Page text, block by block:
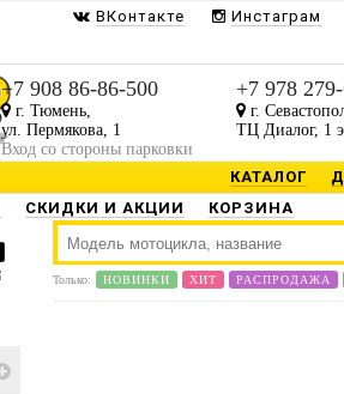
ВКонтакте Инстаграм
+7 908 86-86-500
г. Тюмень,
ул. Пермякова, 1
Вход со стороны парковки
+7 978
г.
ТЦ Диалог, 1
КАТАЛОГ
СКИДКИ И АКЦИИ КОРЗИНА
Только: НОВИНКИ ХИТ РАСПРОДАЖА